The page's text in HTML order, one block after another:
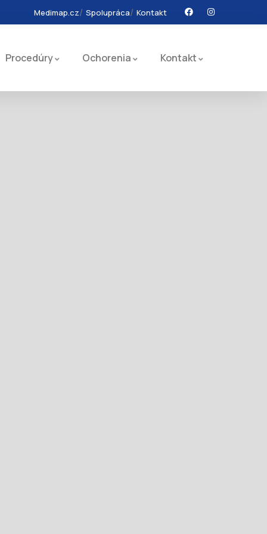
Medimap.cz Spolupráca Kontakt
Procedúry Ochorenia Kontakt